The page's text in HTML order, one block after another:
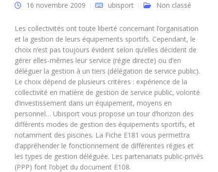
16 novembre 2009 ubisport Non classé
Les collectivités ont toute liberté concernant l’organisation
et la gestion de leurs équipements sportifs. Cependant, le
choix n’est pas toujours évident selon qu’elles décident de
gérer elles-mêmes leur service (régie directe) ou d’en
déléguer la gestion à un tiers (délégation de service public).
Le choix dépend de plusieurs critères : expérience de la
collectivité en matière de gestion de service public, volonté
d’investissement dans un équipement, moyens en
personnel… Ubisport vous propose un tour d’horizon des
différents modes de gestion des équipements sportifs, et
notamment des piscines. La Fiche E181 vous permettra
d’appréhender le fonctionnement de différentes régies et
les types de gestion déléguée. Les partenariats public-privés
(PPP) font l’objet du document E108.